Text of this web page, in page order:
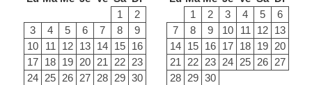
1
2
3
4 5 6 7 8
9
10
11 12 13 14 15 16
17 18 19 20 21 22 23
24 25 26 27 28 29 30
1
2 3 4 5
6
7
8 9 10 11 12 13
14 15 16 17 18 19 20
21
22 23 24 25 26 27
28 29 30